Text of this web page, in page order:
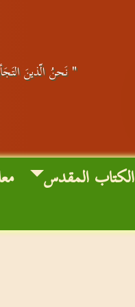
" نَحنُ الّذينَ
الكتاب المقدس